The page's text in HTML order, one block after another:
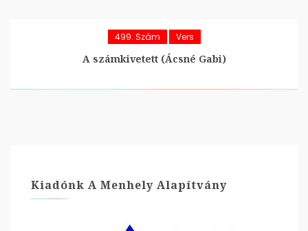
499. Szám Vers
A számkivetett (Ácsné Gabi)
Kiadónk A Menhely Alapítvány